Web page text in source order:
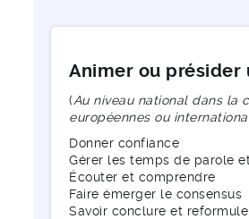
Animer ou
(Au niveau national dans la
européennes ou
Donner confiance
Gérer les temps de parole
Écouter et comprendre
Faire émerger le consensus
Savoir conclure et